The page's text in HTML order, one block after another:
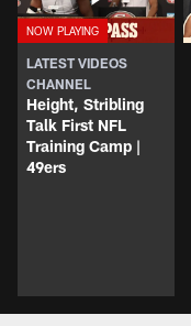
LATEST VIDEOS
CHANNEL
Height, Stribling
Talk First NFL
Training Camp |
49ers